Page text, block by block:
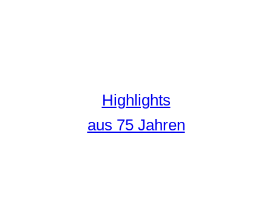
Highlights
aus 75 Jahren